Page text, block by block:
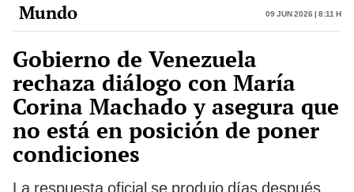
Mundo 09 Jun 2026 | 8:11 h
Gobierno de Venezuela
rechaza diálogo con María
Corina Machado y asegura que
no está en posición de poner
condiciones
La respuesta oficial se produjo días después